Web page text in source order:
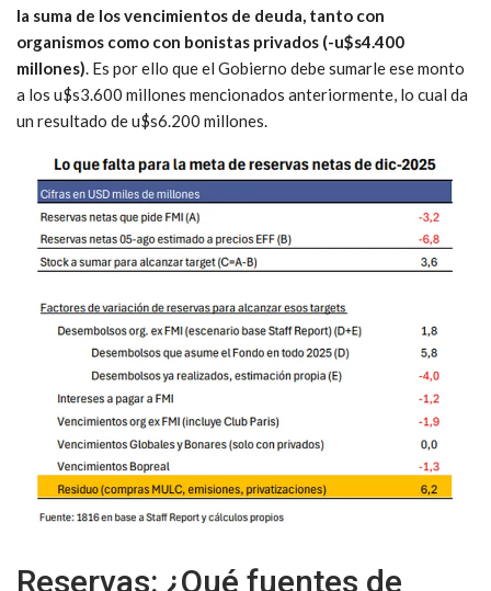
la suma de los vencimientos de deuda, tanto con
organismos como con bonistas privados (-u$s4.400
millones). Es por ello que el Gobierno debe sumarle ese monto
a los u$s3.600 millones mencionados anteriormente, lo cual da
un resultado de u$s6.200 millones.
Reservas: ¿Qué fuentes de